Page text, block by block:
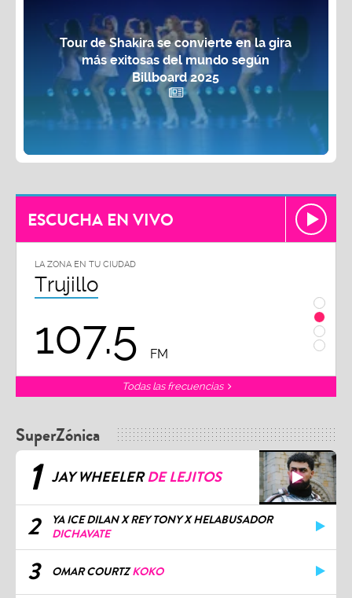
Tour de Shakira se convierte en la gira
más exitosas del mundo según
Billboard 2025
ESCUCHA EN VIVO
LA ZONA EN TU CIUDAD
Chiclayo
102.3 FM
Todas las frecuencias
SuperZónica
1 JAY WHEELERDE LEJITOS
2
YA ICE DILAN X REY TONY X HELABUSADOR
DICHAVATE
3 OMAR COURTZKOKO